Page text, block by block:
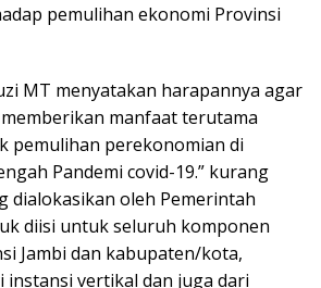
pemulihan ekonomi Provinsi
MT menyatakan harapannya agar
manfaat terutama
pemulihan perekonomian di
Pandemi covid-19.” kurang
dialokasikan oleh Pemerintah
diisi untuk seluruh komponen
Jambi dan kabupaten/kota,
instansi vertikal dan juga dari